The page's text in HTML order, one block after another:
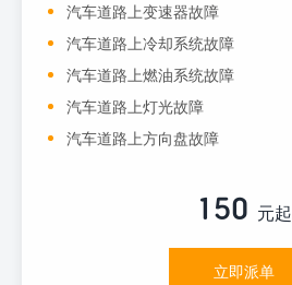
汽车道路上变速器故障
汽车道路上冷却系统故障
汽车道路上燃油系统故障
汽车道路上灯光故障
汽车道路上方向盘故障
150 元起
立即派单